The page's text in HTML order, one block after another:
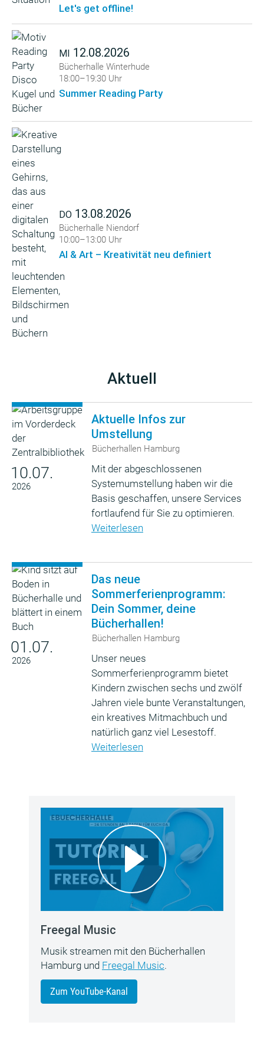
Let's get offline!
MI 12.08.2026
Bücherhalle Winterhude
18:00–19:30 Uhr
Summer Reading Party
DO 13.08.2026
Bücherhalle Niendorf
10:00–13:00 Uhr
AI & Art – Kreativität neu definiert
Aktuell
10.07.
2026
Aktuelle Infos zur
Umstellung
Bücherhallen Hamburg
Mit der abgeschlossenen
Systemumstellung haben wir die
Basis geschaffen, unsere Services
fortlaufend für Sie zu optimieren.
Weiterlesen
01.07.
2026
Das neue
Sommerferienprogramm:
Dein Sommer, deine
Bücherhallen!
Bücherhallen Hamburg
Unser neues
Sommerferienprogramm bietet
Kindern zwischen sechs und zwölf
Jahren viele bunte Veranstaltungen,
ein kreatives Mitmachbuch und
natürlich ganz viel Lesestoff.
Weiterlesen
Freegal Music
Musik streamen mit den Bücherhallen
Hamburg und Freegal Music.
Zum YouTube-Kanal